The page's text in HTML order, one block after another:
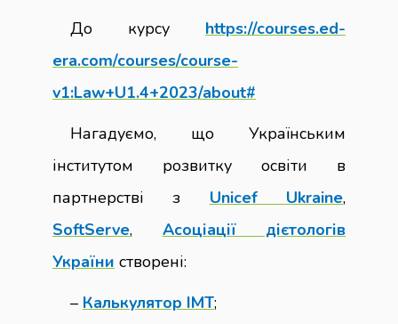
До курсу https://courses.ed-
era.com/courses/course-
v1:Law+U1.4+2023/about#
Нагадуємо, що Українським
інститутом розвитку освіти в
партнерстві з Unicef Ukraine,
SoftServe, Асоціації дієтологів
України створені:
– Калькулятор ІМТ;